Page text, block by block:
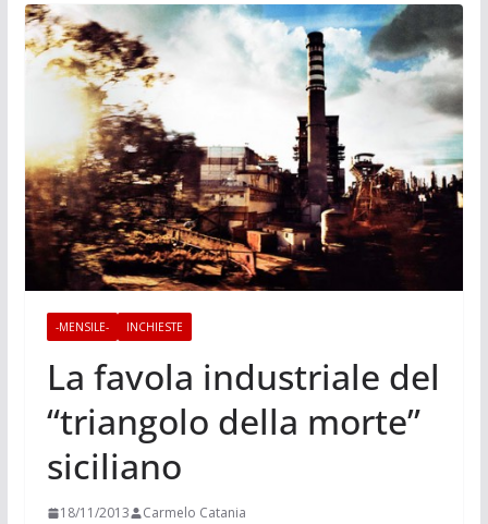
-MENSILE- INCHIESTE
La favola industriale del
“triangolo della morte”
siciliano
18/11/2013 Carmelo Catania